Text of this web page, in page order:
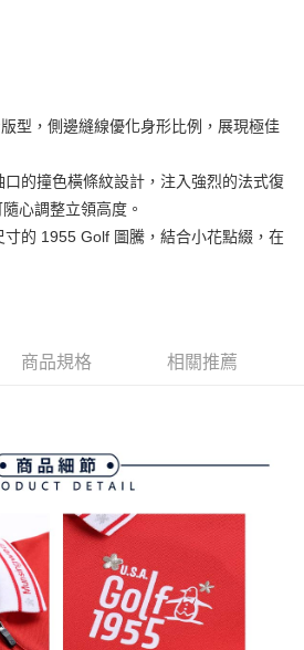
品之後才付款」的支付方式。 讓您購物簡單
需綁卡、不需儲值。
先享後付」後，將跳轉至「AFTEE先享後付」
不需立刻繳費，但若您需要取消訂單，請聯絡
意取消之訂單仍視為有效，需透過AFTEE先享
先享後付 」之結帳頁面顯示為準，若有關於
欲退款等相關疑問，請聯繫「AFTEE先享後付
support/home
公司提供之「AFTEE先享後付」服務完成之交
提供個人資料，並將交易相關給付款項請求債
型，側邊縫線優化身形比例，展現極佳
的撞色橫條紋設計，注入強烈的法式復
心調整立領高度。
的 1955 Golf 圖騰，結合小花點綴，在
商品規格 相關推薦